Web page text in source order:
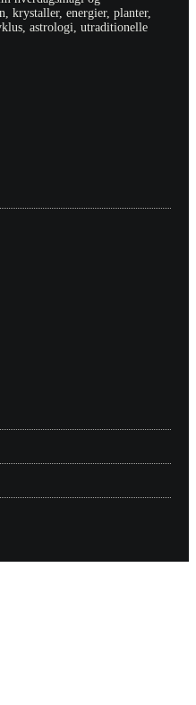
krystaller, energier, planter,
astrologi, utraditionelle